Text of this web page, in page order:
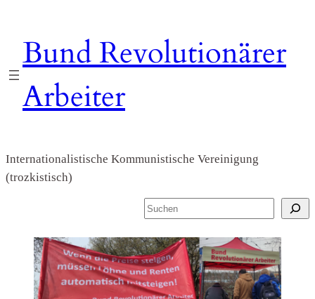
springen
Bund Revolutionärer
Arbeiter
Internationalistische Kommunistische Vereinigung
(trozkistisch)
S
c
h
e